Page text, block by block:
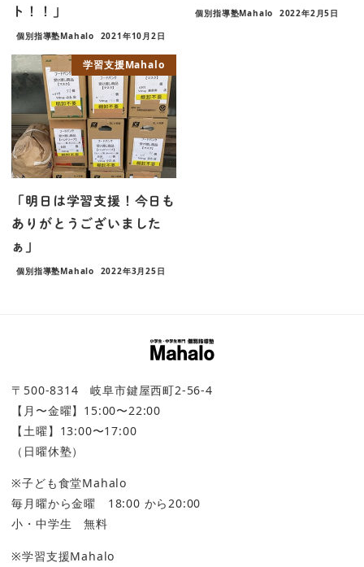
ト！！」
個別指導塾Mahalo 2021年10月2日
個別指導塾Mahalo 2022年2月5日
学習支援Mahalo
「明日は学習支援！今日も
ありがとうございました
ぁ」
個別指導塾Mahalo 2022年3月25日
〒500-8314 岐阜市鍵屋西町2-56-4
【月〜金曜】15:00〜22:00
【土曜】13:00〜17:00
（日曜休塾）
※子ども食堂Mahalo
毎月曜から金曜 18:00 から20:00
小・中学生 無料
※学習支援Mahalo